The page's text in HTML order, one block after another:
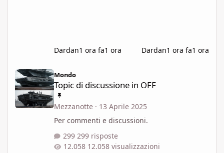
Dardan1 ora fa1 ora Dardan1 ora fa1 ora
Topic di discussione in OFF
Mondo
Topic di discussione in OFF
Mezzanotte· 13 Aprile 2025
Per commenti e discussioni.
299 risposte
12.058 visualizzazioni